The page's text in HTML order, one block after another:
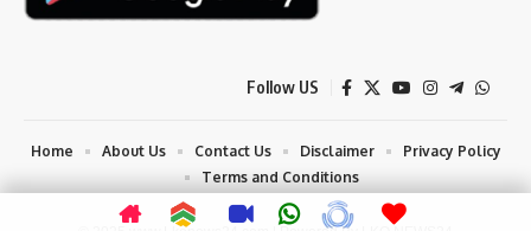
Follow US
Home About Us Contact Us Disclaimer
Privacy Policy
Terms and Conditions